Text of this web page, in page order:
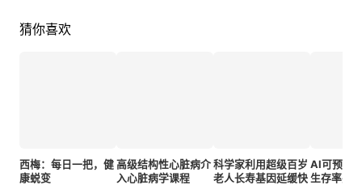
猜你喜欢
西梅：每日一把，健
康蜕变
高级结构性心脏病介
入心脏病学课程
科学家利用超级百岁
老人长寿基因延缓快
AI可预测
生存率并